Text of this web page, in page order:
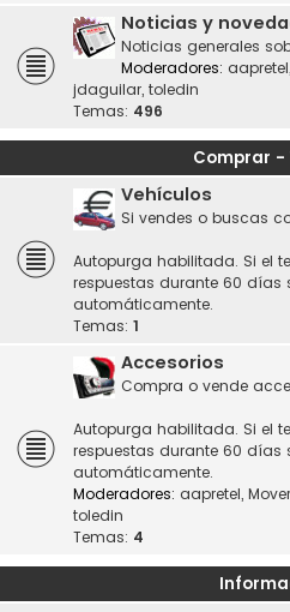
Noticias y
Noticias generales
Moderadores: aapretel,
jdaguilar, toledin
Temas: 496
Comprar -
Vehículos
Si vendes o buscas
Autopurga habilitada. Si el
respuestas durante 60 días
automáticamente.
Temas: 1
Accesorios
Compra o vende
Autopurga habilitada. Si el
respuestas durante 60 días
automáticamente.
Moderadores: aapretel,
toledin
Temas: 4